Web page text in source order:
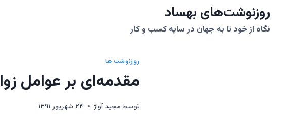
روزنوشت‌های بهساد
نگاه از خود تا به جهان در سایه کسب و کار
روزنوشت ها
مقدمه‌ای بر عوامل
توسط مجيد آواژ ۲۴ شهریور ۱۳۹۱